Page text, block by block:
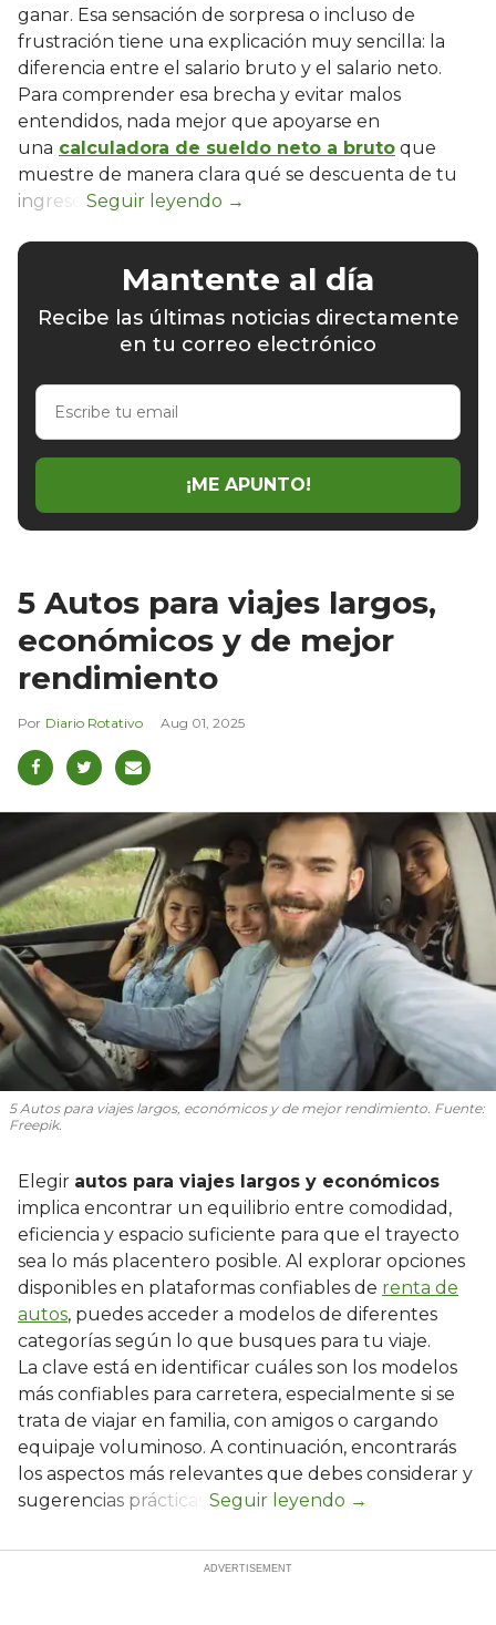
ganar. Esa sensación de sorpresa o incluso de
frustración tiene una explicación muy sencilla: la
diferencia entre el salario bruto y el salario neto.
Para comprender esa brecha y evitar malos
entendidos, nada mejor que apoyarse en
una calculadora de sueldo neto a bruto que
muestre de manera clara qué se descuenta de tu
ingreso.
Mantente al día
Recibe las últimas noticias directamente
en tu correo electrónico
Escribe
email
¡ME APUNTO!
5 Autos para viajes largos,
económicos y de mejor
rendimiento
Diario Rotativo Aug 01, 2025
5 Autos para viajes largos, económicos y de mejor rendimiento. Fuente:
Freepik.
Elegir autos para viajes largos y económicos
implica encontrar un equilibrio entre comodidad,
eficiencia y espacio suficiente para que el trayecto
sea lo más placentero posible. Al explorar opciones
disponibles en plataformas confiables de renta de
autos, puedes acceder a modelos de diferentes
categorías según lo que busques para tu viaje.
La clave está en identificar cuáles son los modelos
más confiables para carretera, especialmente si se
trata de viajar en familia, con amigos o cargando
equipaje voluminoso. A continuación, encontrarás
los aspectos más relevantes que debes considerar y
sugerencias prácticas.